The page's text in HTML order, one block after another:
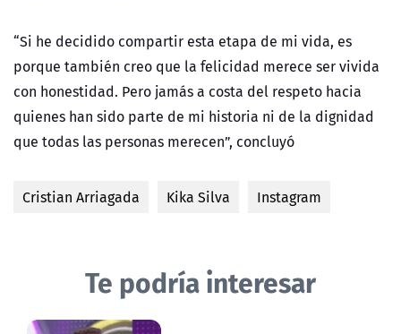
“Si he decidido compartir esta etapa de mi vida, es
porque también creo que la felicidad merece ser vivida
con honestidad. Pero jamás a costa del respeto hacia
quienes han sido parte de mi historia ni de la dignidad
que todas las personas merecen”, concluyó
Cristian Arriagada Kika Silva Instagram
Te podría interesar